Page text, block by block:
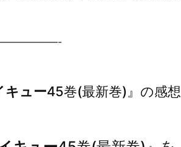
キュー45巻(最新巻)』の感想